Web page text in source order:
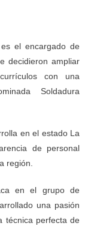
el encargado de
decidieron ampliar
con una
Soldadura
en el estado La
de personal
región.
en el grupo de
una pasión
técnica perfecta de